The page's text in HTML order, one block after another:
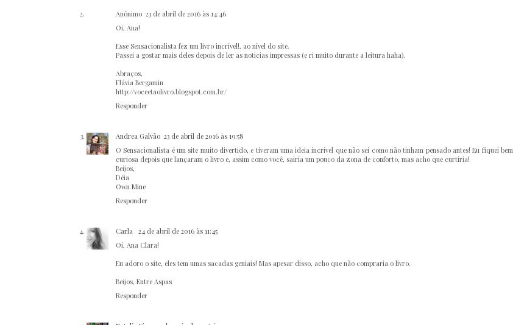
Anônimo 23 de abril de 2016 às 14:46
Oi, Ana!
Esse Sensacionalista fez um livro incrível!, ao nível do site.
Passei a gostar mais deles depois de ler as noticias impressas (e ri muito durante a leitura haha).
Abraços,
Flávia Bergamin
http://voceetaolivro.blogspot.com.br/
Responder
Andrea Galvão 23 de abril de 2016 às 19:58
O Sensacionalista é um site muito divertido, e tiveram uma ideia incrível que não sei como não tinham pensado antes! Eu fiquei bem
curiosa depois que lançaram o livro e, assim como você, sairia um pouco da zona de conforto, mas acho que curtiria!
Beijos,
Déia
Own Mine
Responder
Carla
24 de abril de 2016 às 11:45
Oi, Ana Clara!
Eu adoro o site, eles tem umas sacadas geniais! Mas apesar disso, acho que não compraria o livro.
Beijos, Entre Aspas
Responder